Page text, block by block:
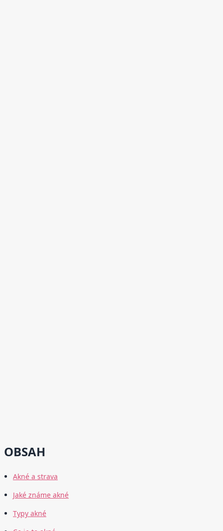
OBSAH
Akné a strava
Jaké známe akné
Typy akné